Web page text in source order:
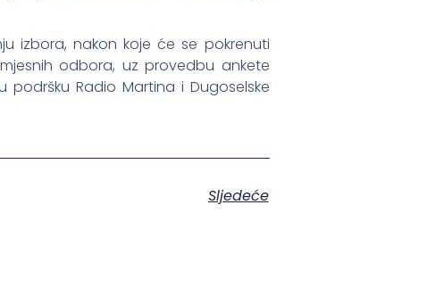
izbora, nakon koje će se pokrenuti
odbora, uz provedbu ankete
Radio Martina i Dugoselske
Sljedeće